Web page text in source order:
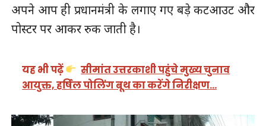
अपने आप ही प्रधानमंत्री के लगाए गए बड़े कटआउट और
पोस्टर पर आकर रुक जाती है।
यह भी पढ़ें
सीमांत उत्तरकाशी पहुंचे मुख्य चुनाव
आयुक्त, हर्षिल पोलिंग बूथ का करेंगे निरीक्षण…